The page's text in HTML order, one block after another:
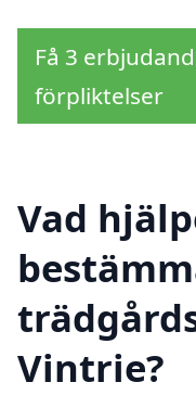
Få 3
förpliktelser
Vad
Vintrie?